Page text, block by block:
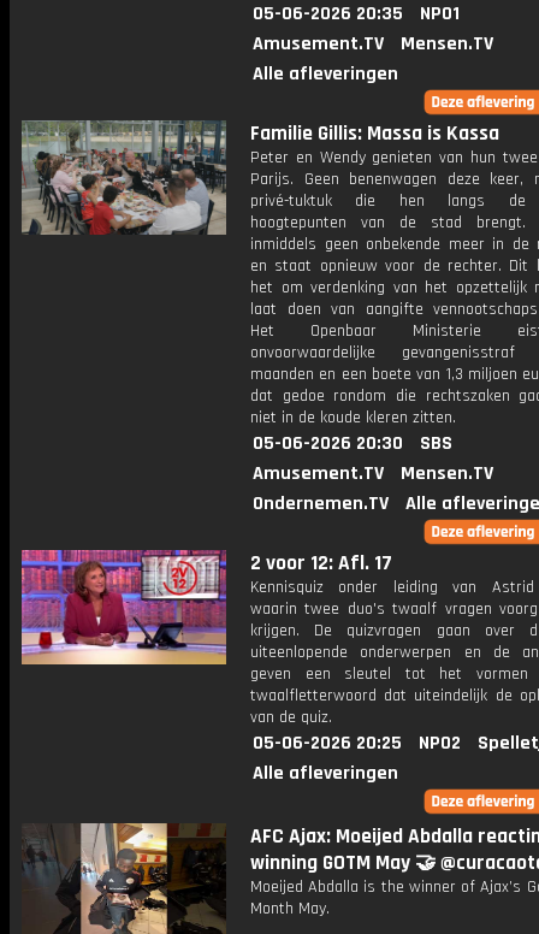
05-06-2026 20:35
NPO1
Amusement.TV
Mensen.TV
Alle afleveringen
Familie Gillis: Massa is Kassa
Peter en Wendy genieten van hun
Parijs. Geen benenwagen deze keer,
privé-tuktuk die hen langs de
hoogtepunten van de stad
inmiddels geen onbekende meer in de
en staat opnieuw voor de rechter. Dit
het om verdenking van het
laat doen van aangifte
Het Openbaar Ministerie
onvoorwaardelijke
maanden en een boete van 1,3 miljoen
dat gedoe rondom die rechtszaken
niet in de koude kleren zitten.
05-06-2026 20:30
SBS
Amusement.TV
Mensen.TV
Ondernemen.TV
Alle
2 voor 12: Afl. 17
Kennisquiz onder leiding van
waarin twee duo's twaalf vragen
krijgen. De quizvragen gaan over
uiteenlopende onderwerpen en de
geven een sleutel tot het vormen
twaalfletterwoord dat uiteindelijk de
van de quiz.
05-06-2026 20:25 NPO2
Alle afleveringen
AFC Ajax: Moeijed Abdalla
winning GOTM May 🤝
Moeijed Abdalla is the winner of Ajax’s
Month May.